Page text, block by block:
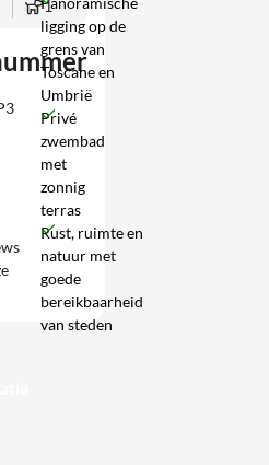
1
ligging op de
grens van
Toscane en
Umbrië
Privé
zwembad
met
zonnig
terras
Rust, ruimte en
natuur met
goede
bereikbaarheid
van steden